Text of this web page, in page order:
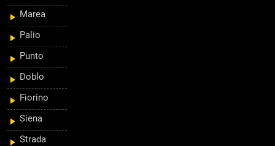
Marea
Palio
Punto
Doblo
Fiorino
Siena
Strada